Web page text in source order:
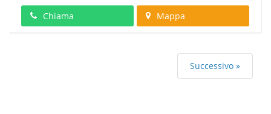
Chiama Mappa
Successivo »